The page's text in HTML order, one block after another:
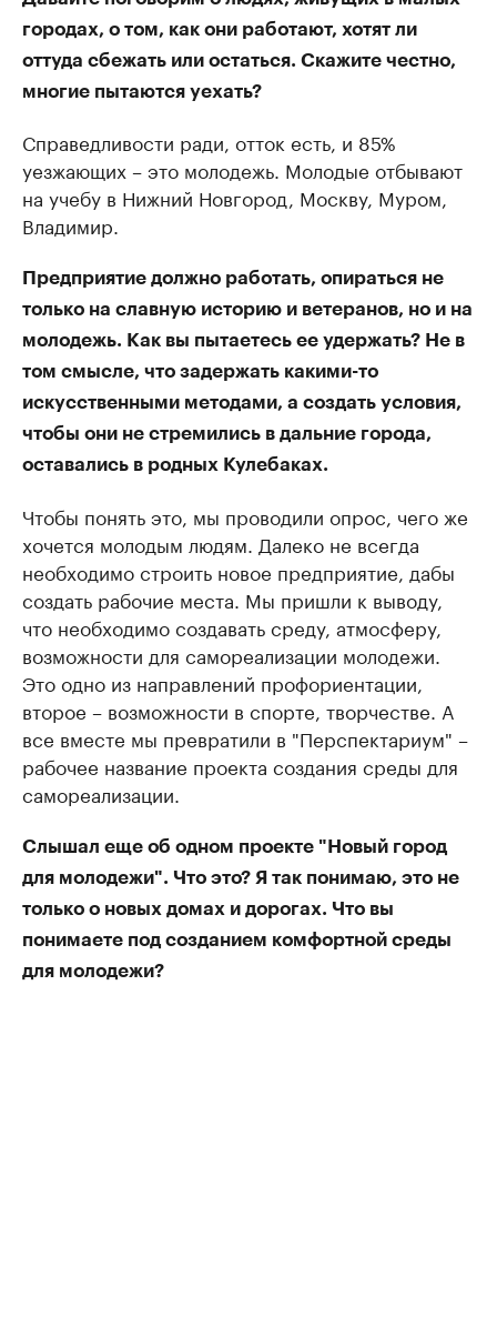
городах, о том, как они работают, хотят ли
оттуда сбежать или остаться. Скажите честно,
многие пытаются уехать?
Справедливости ради, отток есть, и 85%
уезжающих – это молодежь. Молодые отбывают
на учебу в Нижний Новгород, Москву, Муром,
Владимир.
Предприятие должно работать, опираться не
только на славную историю и ветеранов, но и на
молодежь. Как вы пытаетесь ее удержать? Не в
том смысле, что задержать какими-то
искусственными методами, а создать условия,
чтобы они не стремились в дальние города,
оставались в родных Кулебаках.
Чтобы понять это, мы проводили опрос, чего же
хочется молодым людям. Далеко не всегда
необходимо строить новое предприятие, дабы
создать рабочие места. Мы пришли к выводу,
что необходимо создавать среду, атмосферу,
возможности для самореализации молодежи.
Это одно из направлений профориентации,
второе – возможности в спорте, творчестве. А
все вместе мы превратили в "Перспектариум" –
рабочее название проекта создания среды для
самореализации.
Слышал еще об одном проекте "Новый город
для молодежи". Что это? Я так понимаю, это не
только о новых домах и дорогах. Что вы
понимаете под созданием комфортной среды
для молодежи?